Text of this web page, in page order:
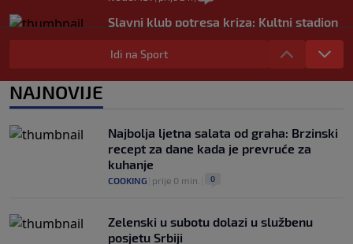
Slavni klub potresa kriza: Kultni stadion
u Italiji bit će prazan na početku sezone,
navijači objavili rat upravi
Idi na Sport
NAJNOVIJE
Najbolja ljetna salata od graha: Brzinski
recept za dane kada je prevruće za
kuhanje
COOKING prije 0 min. 0
Zelenski u subotu dolazi u službenu
posjetu Srbiji